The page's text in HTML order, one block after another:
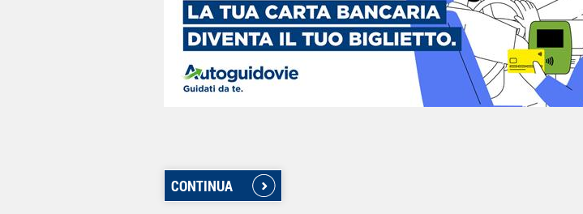
CONTINUA